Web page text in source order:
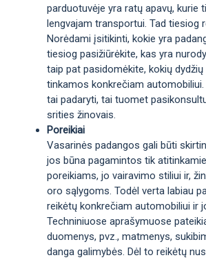
parduotuvėje yra ratų apavų, kurie
lengvajam transportui. Tad tiesiog
Norėdami įsitikinti, kokie yra
tiesiog pasižiūrėkite, kas yra
taip pat pasidomėkite, kokių
tinkamos konkrečiam automobiliui.
tai padaryti, tai tuomet
srities žinovais.
Poreikiai
Vasarinės padangos gali būti
jos būna pagamintos tik
poreikiams, jo vairavimo stiliui ir,
oro sąlygoms. Todėl verta labiau
reikėtų konkrečiam automobiliui ir
Techniniuose aprašymuose
duomenys, pvz., matmenys,
danga galimybės. Dėl to reikėtų